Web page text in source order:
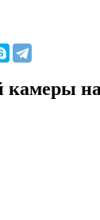
камеры